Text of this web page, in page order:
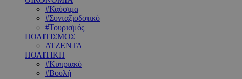
#Καύσιμα
#Συνταξιοδοτικό
#Τουρισμός
ΠΟΛΙΤΙΣΜΟΣ
ΑΤΖΕΝΤΑ
ΠΟΛΙΤΙΚΗ
#Κυπριακό
#Βουλή